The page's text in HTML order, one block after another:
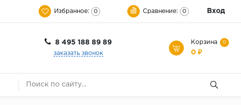
Избранное: 0 Сравнение: 0 Вход
8 495 188 89 89
заказать звонок
Корзина 0
0 ₽